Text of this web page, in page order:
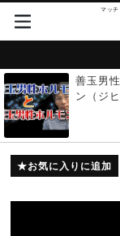
マッ
善玉男
ン（ジ
お気に入りに追加